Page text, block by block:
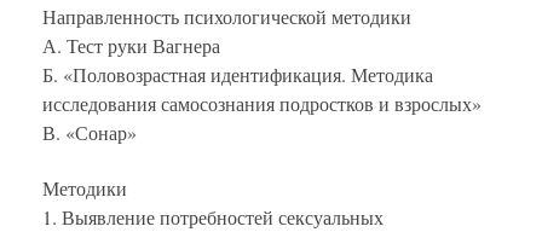
Направленность психологической методики
А. Тест руки Вагнера
Б. «Половозрастная идентификация. Методика
исследования самосознания подростков и взрослых»
В. «Сонар»
Методики
1. Выявление потребностей сексуальных